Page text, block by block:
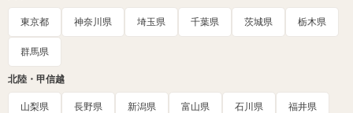
東京都 神奈川県 埼玉県 千葉県 茨城県 栃木県
群馬県
北陸・甲信越
山梨県 長野県 新潟県 富山県 石川県 福井県